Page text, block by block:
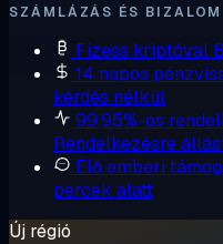
SZÁMLÁZÁS ÉS BIZALOM
Fizess kriptóval
14 napos
kérdés nélkül
99,95%-os
Rendelkezésre
Élő emberi
percek alatt
Új régió